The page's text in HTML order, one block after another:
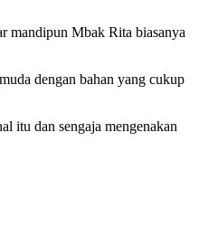
mandipun Mbak Rita biasanya
dengan bahan yang cukup
itu dan sengaja mengenakan